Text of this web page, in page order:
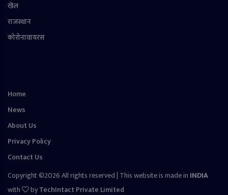
खेल
राजस्थान
कोरोनावायरस
Home
News
About Us
Privacy Policy
Contact Us
Copyright ©2026 All rights reserved | This website is made in INDIA
with
byTechIntact Private Limited